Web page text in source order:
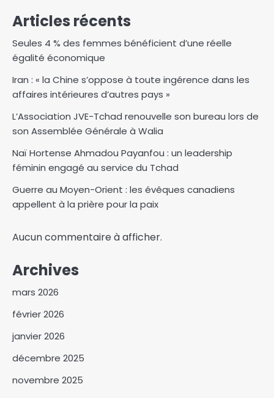
Articles récents
Seules 4 % des femmes bénéficient d’une réelle
égalité économique
Iran : « la Chine s’oppose à toute ingérence dans les
affaires intérieures d’autres pays »
L’Association JVE-Tchad renouvelle son bureau lors de
son Assemblée Générale à Walia
Naï Hortense Ahmadou Payanfou : un leadership
féminin engagé au service du Tchad
Guerre au Moyen-Orient : les évêques canadiens
appellent à la prière pour la paix
Aucun commentaire à afficher.
Archives
mars 2026
février 2026
janvier 2026
décembre 2025
novembre 2025